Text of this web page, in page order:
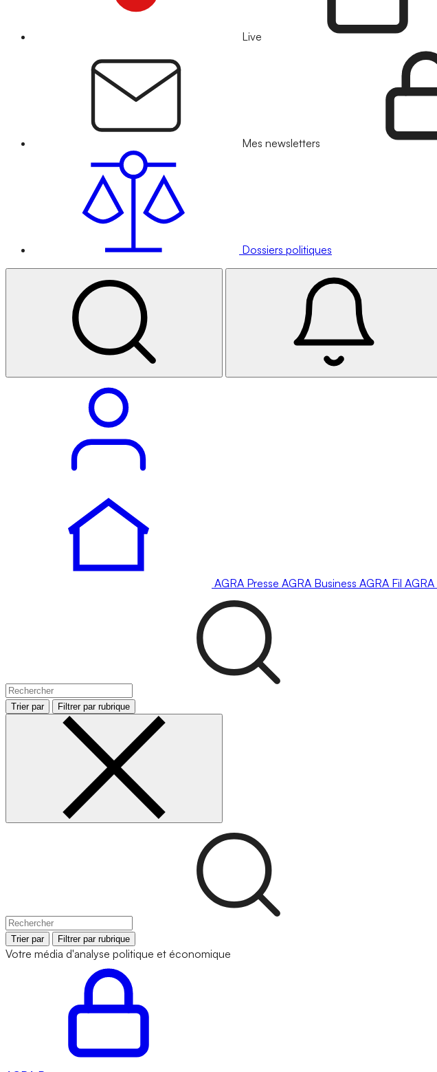
Live
Mes newsletters
Dossiers politiques
AGRA Presse AGRA Business AGRA Fil AGRA
Trier par Filtrer par rubrique
Trier par Filtrer par rubrique
Votre média d'analyse politique et économique